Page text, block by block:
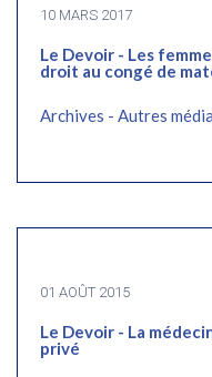
10 MARS 2017
Le Devoir - Les
droit au congé de
Archives - Autres
01 AOÛT 2015
Le Devoir - La
privé